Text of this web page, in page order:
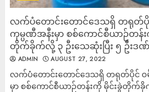
လက်ပံတောင်းတောင်ဒေသရှိ တရုတ်ပို
ကုမ္ပဏီအနီးမှာ စစ်ကောင်စီယာဉ်တန်း
တိုက်ခိုက်လို့ ၃ ဦးသေဆုံးပြီး ၅ ဦး
ADMIN AUGUST 27, 2022
လက်ပံတောင်းတောင်ဒေသရှိ တရုတ်ပိုင် ဝ
မှာ စစ်ကောင်စီယာဉ်တန်းကို မိုင်းခွဲတိုက်